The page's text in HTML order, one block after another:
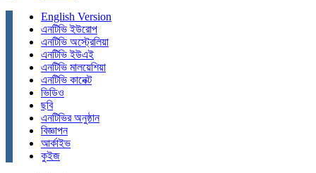
English Version
এনটিভি ইউরোপ
এনটিভি অস্ট্রেলিয়া
এনটিভি ইউএই
এনটিভি মালয়েশিয়া
এনটিভি কানেক্ট
ভিডিও
ছবি
এনটিভির অনুষ্ঠান
বিজ্ঞাপন
আর্কাইভ
কুইজ